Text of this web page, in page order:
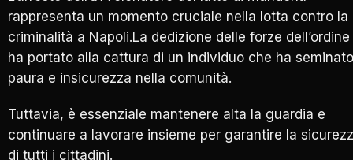
rappresenta un momento cruciale nella lotta contro la
criminalità a Napoli.La dedizione delle forze dell’ordine
ha portato alla cattura di un individuo che ha seminato
paura e insicurezza nella comunità.
Tuttavia, è essenziale mantenere alta la guardia e
continuare a lavorare insieme per garantire la
di tutti i cittadini.